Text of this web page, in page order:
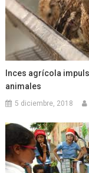
Inces agrícola
animales
5 diciembre, 2018